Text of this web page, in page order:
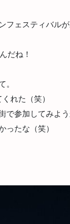
ェスティバルが
だね！
。
れた（笑）
参加してみよう
ったな（笑）